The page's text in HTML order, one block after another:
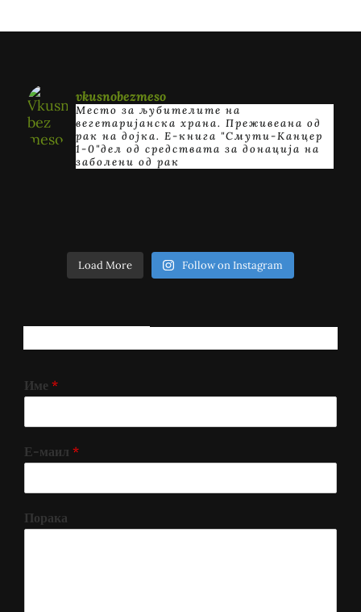
vkusnobezmeso
Место за љубителите на
вегетаријанска храна. Преживеана од
рак на дојка. E-книга "Смути-Канцер
1-0"дел од средствата за донација на
заболени од рак
Load More Follow on Instagram
Име *
Е-маил *
Порака